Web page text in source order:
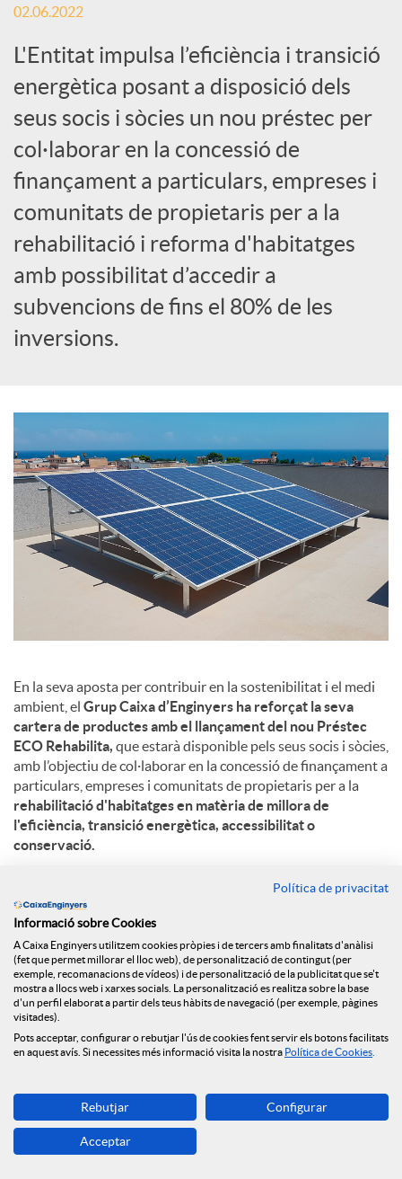
c
i
a
l
s
02.06.2022
L'Entitat impulsa l’eficiència i transició
energètica posant a disposició dels
seus socis i sòcies un nou préstec per
col·laborar en la concessió de
finançament a particulars, empreses i
comunitats de propietaris per a la
rehabilitació i reforma d'habitatges
amb possibilitat d’accedir a
subvencions de fins el 80% de les
inversions.
En la seva aposta per contribuir en la sostenibilitat i el medi
ambient, el Grup Caixa d’Enginyers ha reforçat la seva
cartera de productes amb el llançament del nou Préstec
ECO Rehabilita, que estarà disponible pels seus socis i sòcies,
amb l’objectiu de col·laborar en la concessió de finançament a
particulars, empreses i comunitats de propietaris per a la
rehabilitació d'habitatges en matèria de millora de
l'eficiència, transició energètica, accessibilitat o
conservació.
L'arribada dels fons Next Generation per a la rehabilitació
energètica dels edificis residencials i l’acord amb la
Generalitat de Catalunya i Caixa d’Enginyers entre d’altres
entitats financeres, suposa una oportunitat òptima per
aconseguir que els habitatges siguin més sostenibles.
Aquests fonsdestinaran concretament un total de 480
milions d’euros a Catalunya,per tal de millorar barris, edificis
i habitatges, com també per a la creació d’oficines de
rehabilitació. Tenen un potencial d’uns 25.000 habitatges/any
i 75.000 en total.
En aquest sentit, elPréstec ECO Rehabilitapermet invertir
en la reducció del consum d’energia no renovable i millorar el
rendiment de les instal·lacions. Els beneficis energètics,
ambientals, econòmics, socials i saludables que implica
Política de privacitat
Informació sobre Cookies
A Caixa Enginyers utilitzem cookies pròpies i de tercers amb finalitats d'anàlisi
(fet que permet millorar el lloc web), de personalització de contingut (per
exemple, recomanacions de vídeos) i de personalització de la publicitat que se't
mostra a llocs web i xarxes socials. La personalització es realitza sobre la base
d'un perfil elaborat a partir dels teus hàbits de navegació (per exemple, pàgines
visitades).
Pots acceptar, configurar o rebutjar l'ús de cookies fent servir els botons facilitats
en aquest avís. Si necessites més informació visita la nostra Política de Cookies
Rebutjar Configurar
Acceptar